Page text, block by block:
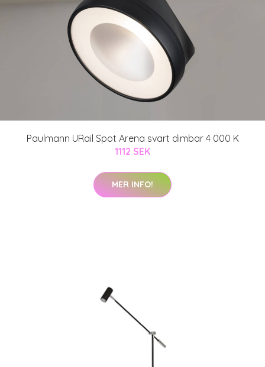
Paulmann URail Spot Arena svart dimbar 4 000 K
1112 SEK
MER INFO!